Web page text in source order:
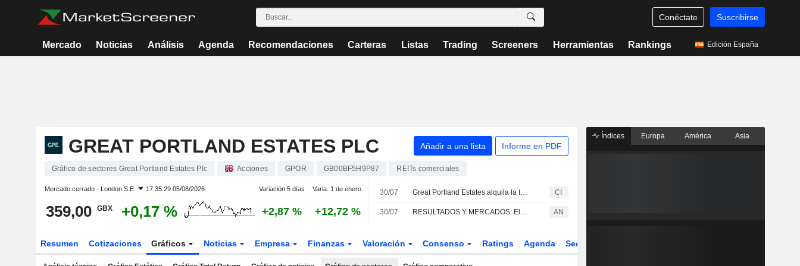
Conéctate Suscribirse
Mercado Noticias Análisis Agenda Recomendaciones Carteras Listas Trading Screeners Herramientas Rankings Edición España
GREAT PORTLAND ESTATES PLC Añadir a una lista Informe en PDF
Gráfico de sectores Great Portland Estates Plc Acciones GPOR GB00BF5H9P87 REITs comerciales
Mercado cerrado - London S.E. 17:35:29 05/08/2026 Variación 5 días Varia. 1 de enero.
359,00 GBX +0,17 % +2,87 % +12,72 %
30/07 Great Portland Estates alquila la totalidad de las oficinas de Carrington House con rentas récord CI
30/07 RESULTADOS Y MERCADOS: El beneficio de Foxtons se resiente; Vanquis Banking mejora sus cifras AN
Resumen Cotizaciones Gráficos Noticias Empresa Finanzas Valoración Consenso Ratings Agenda Sector
Índices Europa América Asia